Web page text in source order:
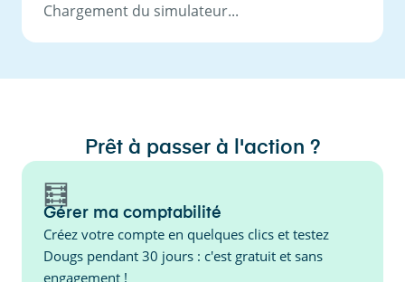
Chargement du simulateur...
Prêt à passer à l'action ?
🧮
Gérer ma comptabilité
Créez votre compte en quelques clics et testez
Dougs pendant 30 jours : c'est gratuit et sans
engagement !